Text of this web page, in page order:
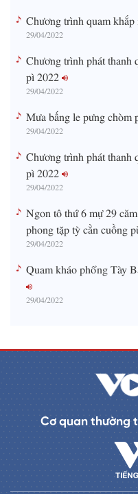
Chương trình quam
29/04/2022
Chương trình phát thanh
pì 2022
29/04/2022
Mưa bấng le pưng chòm
29/04/2022
Chương trình phát thanh
pì 2022
29/04/2022
Ngon tô thứ 6 mự 29
phong tặp tỳ cằn cuồng
29/04/2022
Quam kháo phổng Tày
29/04/2022
Cơ quan thường